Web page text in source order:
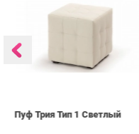
Купить
Пуф Трия Тип 1 Светлый
2 136 ₽
КАТАЛОГ